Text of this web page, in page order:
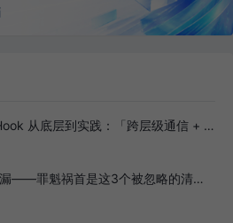
React Context 与自定义 Hook 从底层到实践：「跨层级通信 + 副作用封装」全解析
我排查了一个React内存泄漏——罪魁祸首是这3个被忽略的清理函数